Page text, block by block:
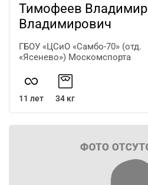
Тимофеев Владимир
Владимирович
ГБОУ «ЦСиО «Самбо-70» (отд.
«Ясенево») Москомспорта
11 лет 34 кг